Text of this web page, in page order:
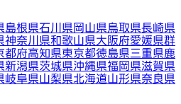
島根県石川県岡山県鳥取県長崎県
神奈川県和歌山県大阪府愛媛県群
都府高知県東京都徳島県三重県鹿
新潟県茨城県沖縄県福岡県滋賀県
岐阜県山梨県北海道山形県奈良県